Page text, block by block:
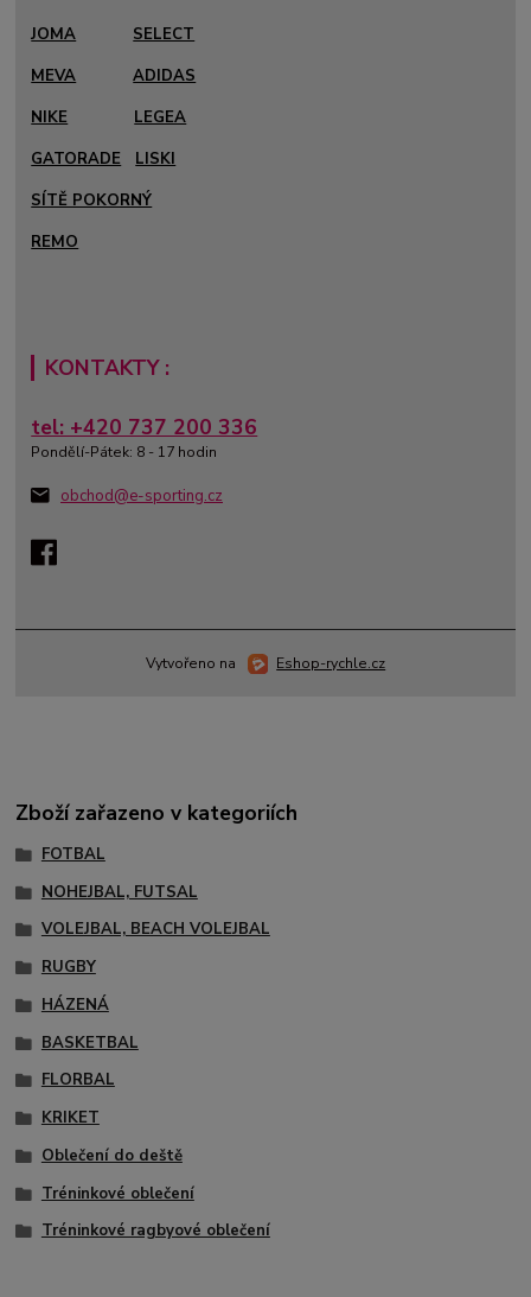
JOMA
SELECT
MEVA
ADIDAS
NIKE
LEGEA
GATORADE
LISKI
SÍTĚ POKORNÝ
REMO
KONTAKTY :
tel: +420 737 200 336
Pondělí-Pátek: 8 - 17 hodin
obchod@e-sporting.cz
Vytvořeno na Eshop-rychle.cz
Zboží zařazeno v kategoriích
FOTBAL
NOHEJBAL, FUTSAL
VOLEJBAL, BEACH VOLEJBAL
RUGBY
HÁZENÁ
BASKETBAL
FLORBAL
KRIKET
Oblečení do deště
Tréninkové oblečení
Tréninkové ragbyové oblečení